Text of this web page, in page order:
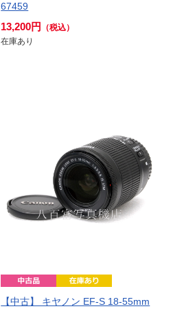
67459
13,200円
（税込）
在庫あり
【中古】 キヤノン EF-S 18-55mm